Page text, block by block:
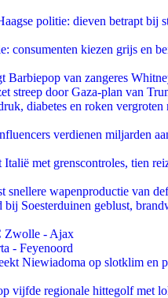
politie: dieven betrapt bij
consumenten kiezen grijs en
Barbiepop van zangeres
streep door Gaza-plan van
diabetes en roken vergroten
verdienen miljarden
Italië met grenscontroles, tien
snellere wapenproductie van
bij Soesterduinen geblust,
Zwolle - Ajax
- Feyenoord
Niewiadoma op slotklim en
vijfde regionale hittegolf met